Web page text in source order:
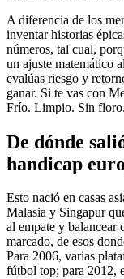
A diferencia de los
inventar historias
números, tal cual,
un ajuste matemático
evalúas riesgo y
ganar. Si te vas con
Frío. Limpio. Sin floro.
De dónde
handicap
Esto nació en casas
Malasia y Singapur
al empate y balancear
marcado, de esos
Para 2006, varias
fútbol top; para 2012,